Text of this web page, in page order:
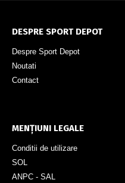
DESPRE SPORT DEPOT
Despre Sport Depot
Noutati
Contact
MENȚIUNI LEGALE
Conditii de utilizare
SOL
ANPC - SAL